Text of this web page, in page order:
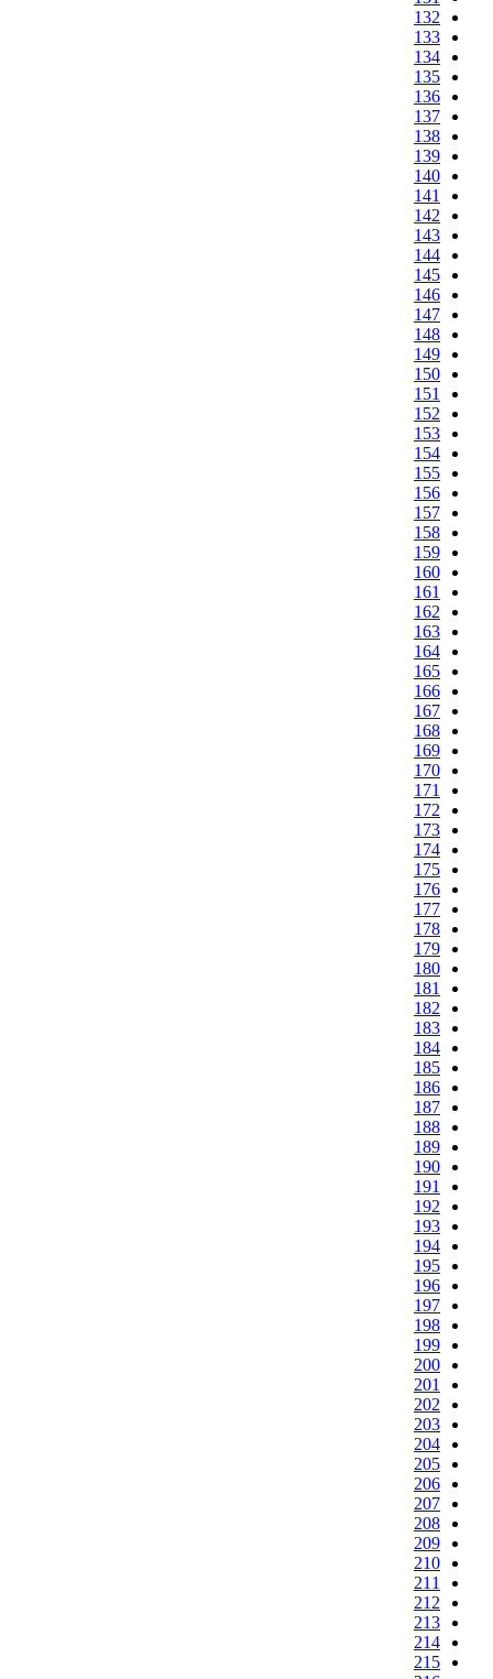
132
133
134
135
136
137
138
139
140
141
142
143
144
145
146
147
148
149
150
151
152
153
154
155
156
157
158
159
160
161
162
163
164
165
166
167
168
169
170
171
172
173
174
175
176
177
178
179
180
181
182
183
184
185
186
187
188
189
190
191
192
193
194
195
196
197
198
199
200
201
202
203
204
205
206
207
208
209
210
211
212
213
214
215